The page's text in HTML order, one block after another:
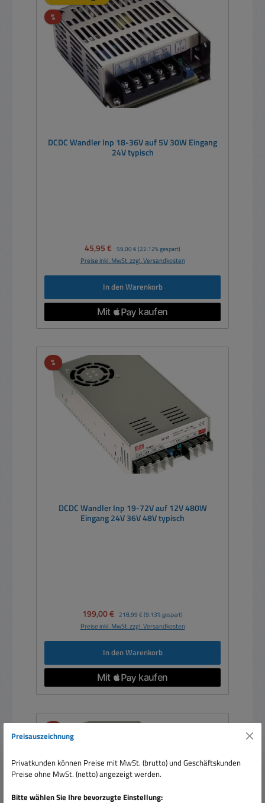
%Rabatt
DCDC Wandler Inp 18-36V auf 5V 30W Eingang
24V typisch
Verkaufspreis:
45,95 € Regulärer Preis:
59,00 € (22.12% gespart)
Preise inkl. MwSt. zzgl. Versandkosten
In den Warenkorb
%Rabatt
DCDC Wandler Inp 19-72V auf 12V 480W
Eingang 24V 36V 48V typisch
Verkaufspreis:
199,00 € Regulärer Preis:
218,99 € (9.13% gespart)
Preise inkl. MwSt. zzgl. Versandkosten
In den Warenkorb
Preisauszeichnung
Privatkunden können Preise mit MwSt. (brutto) und Geschäftskunden
Preise ohne MwSt. (netto) angezeigt werden.
Bitte wählen Sie Ihre bevorzugte Einstellung: